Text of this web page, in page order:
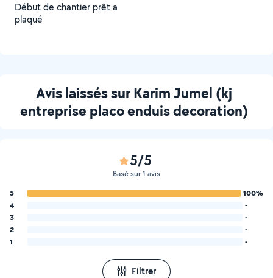
Début de chantier prêt a
plaqué
Avis laissés sur Karim Jumel (kj
entreprise placo enduis decoration)
5/5
Basé sur 1 avis
5
100%
4
-
3
-
2
-
1
-
Filtrer